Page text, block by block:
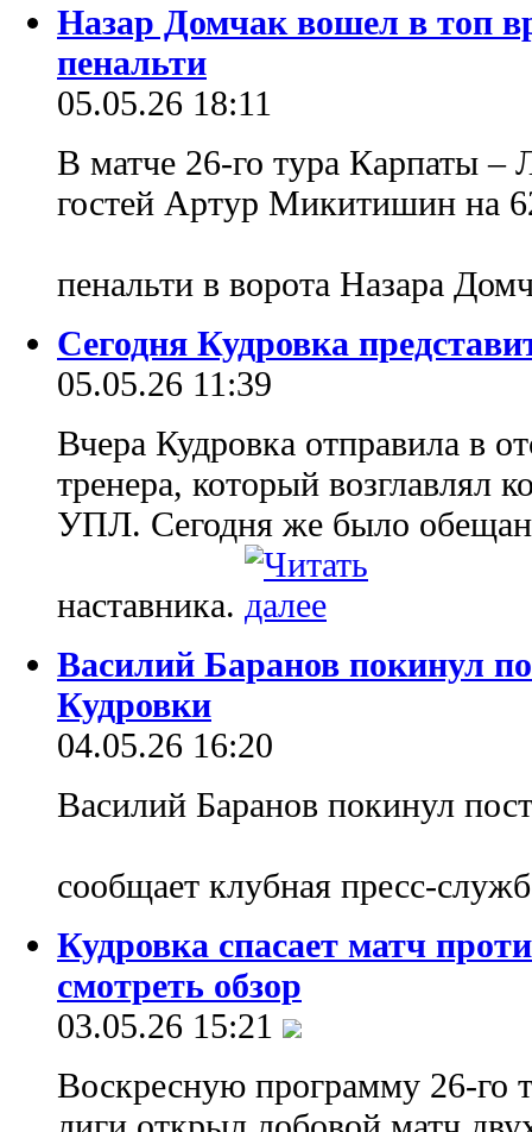
Назар Домчак вошел в топ
пенальти
05.05.26 18:11
В матче 26-го тура Карпаты
гостей Артур Микитишин на
пенальти в ворота Назара
Сегодня Кудровка
05.05.26 11:39
Вчера Кудровка отправила в
тренера, который возглавлял
УПЛ. Сегодня же было
наставника.
Василий Баранов покинул
Кудровки
04.05.26 16:20
Василий Баранов покинул
сообщает клубная пресс-
Кудровка спасает матч
смотреть обзор
03.05.26 15:21
Воскресную программу 26-го